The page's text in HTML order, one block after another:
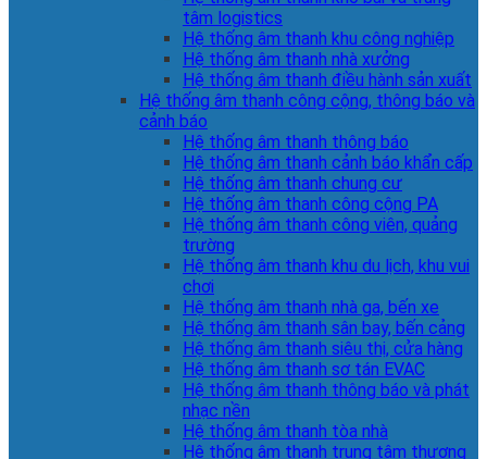
tâm logistics
Hệ thống âm thanh khu công nghiệp
Hệ thống âm thanh nhà xưởng
Hệ thống âm thanh điều hành sản xuất
Hệ thống âm thanh công cộng, thông báo và
cảnh báo
Hệ thống âm thanh thông báo
Hệ thống âm thanh cảnh báo khẩn cấp
Hệ thống âm thanh chung cư
Hệ thống âm thanh công cộng PA
Hệ thống âm thanh công viên, quảng
trường
Hệ thống âm thanh khu du lịch, khu vui
chơi
Hệ thống âm thanh nhà ga, bến xe
Hệ thống âm thanh sân bay, bến cảng
Hệ thống âm thanh siêu thị, cửa hàng
Hệ thống âm thanh sơ tán EVAC
Hệ thống âm thanh thông báo và phát
nhạc nền
Hệ thống âm thanh tòa nhà
Hệ thống âm thanh trung tâm thương